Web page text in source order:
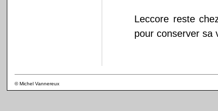
Leccore reste
pour conserver sa
© Michel Vannereux